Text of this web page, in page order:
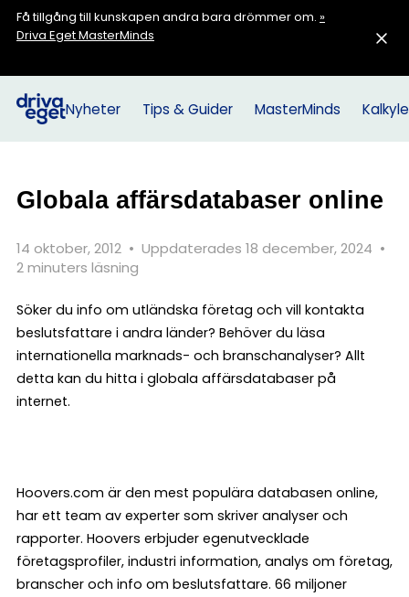
Få tillgång till kunskapen andra bara drömmer om. »
Driva Eget MasterMinds
Nyheter Tips & Guider MasterMinds
Globala affärsdatabaser online
14 oktober, 2012 • Uppdaterades 18 december, 2024 •
2 minuters läsning
Söker du info om utländska företag och vill kontakta
beslutsfattare i andra länder? Behöver du läsa
internationella marknads- och branschanalyser? Allt
detta kan du hitta i globala affärsdatabaser på
internet.
Hoovers.com är den mest populära databasen online,
har ett team av experter som skriver analyser och
rapporter. Hoovers erbjuder egenutvecklade
företagsprofiler, industri information, analys om företag,
branscher och info om beslutsfattare. 66 miljoner